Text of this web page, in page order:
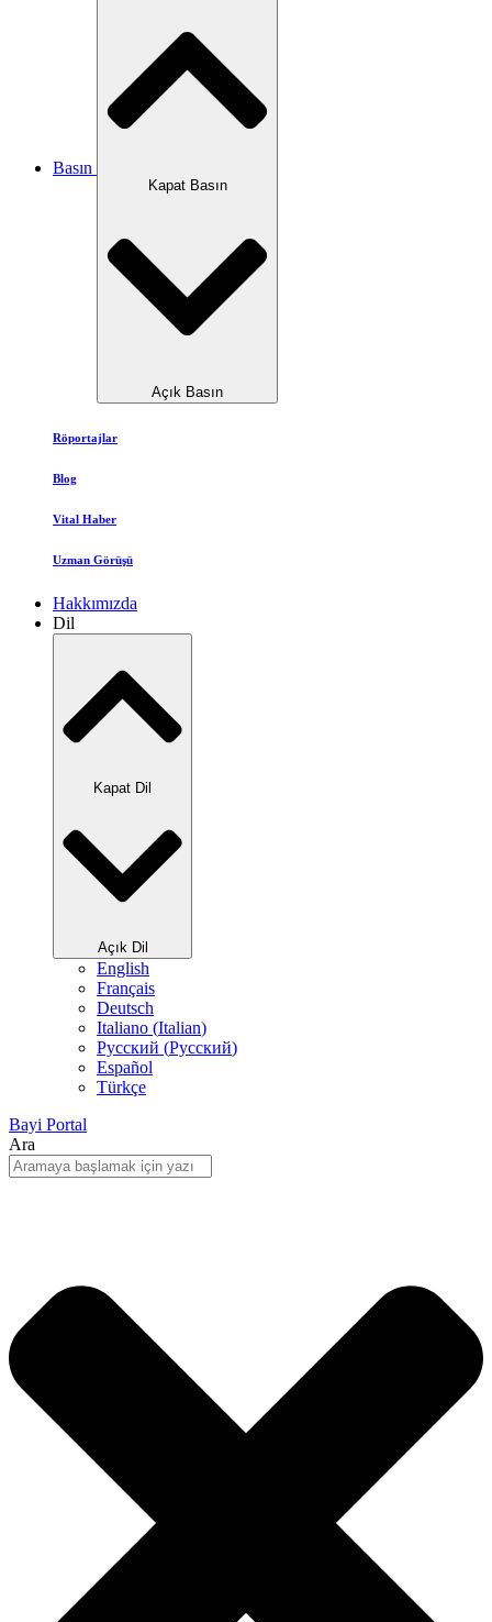
Basın
Kapat Basın
Açık Basın
Röportajlar
Blog
Vital Haber
Uzman Görüşü
Hakkımızda
Dil
Kapat Dil
Açık Dil
English
Français
Deutsch
Italiano (Italian)
Русский (Pусский)
Español
Türkçe
Bayi Portal
Ara